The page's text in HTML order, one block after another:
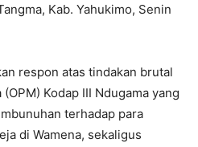
Kab. Yahukimo, Senin
respon atas tindakan brutal
Kodap III Ndugama yang
terhadap para
di Wamena, sekaligus